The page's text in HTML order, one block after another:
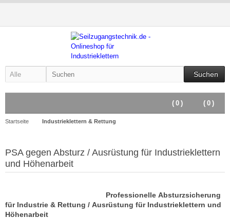
Suchen
( 0 )
( 0 )
Startseite Industrieklettern & Rettung
PSA gegen Absturz / Ausrüstung für Industrieklettern
und Höhenarbeit
Professionelle Absturzsicherung
für Industrie & Rettung / Ausrüstung für Industrieklettern und
Höhenarbeit